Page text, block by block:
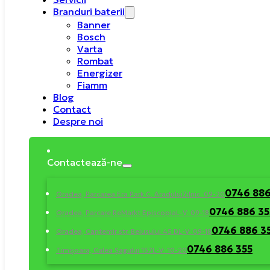
Branduri baterii
Banner
Bosch
Varta
Rombat
Energizer
Fiamm
Blog
Contact
Despre noi
Contactează-ne
Oradea, Parcarea Era Park C. AraduluiZilnic: 09-200746
Oradea, Parcare ReMarkt EpiscopiaL-V: 09-180746 886
Oradea, Cantemir str. Beiusului 45 DL-V: 09-180746 886
Timișoara, Calea Șagului 157L-V: 10-200746 886 355